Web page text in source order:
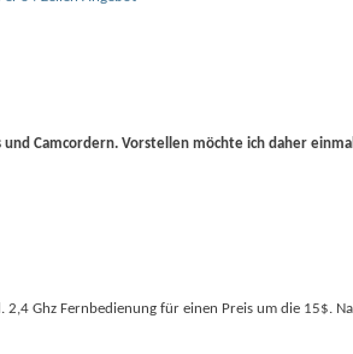
Vorstellen möchte ich daher einmal
Ghz Fernbedienung für einen Preis um die 15$.